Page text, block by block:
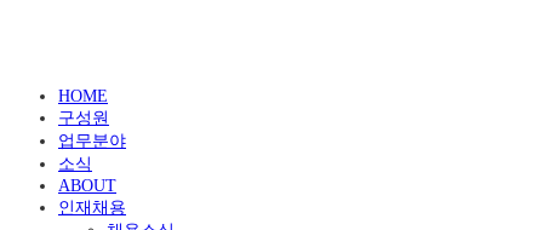
HOME
구성원
업무분야
소식
ABOUT
인재채용